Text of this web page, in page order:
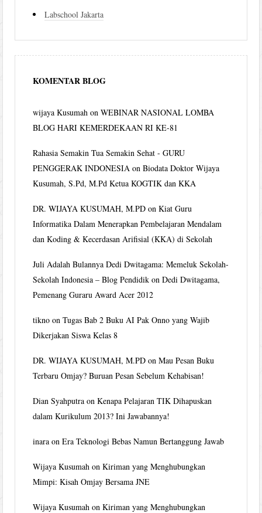
Labschool Jakarta
KOMENTAR BLOG
wijaya Kusumah onWEBINAR NASIONAL LOMBA
BLOG HARI KEMERDEKAAN RI KE-81
Rahasia Semakin Tua Semakin Sehat - GURU
PENGGERAK INDONESIA onBiodata Doktor Wijaya
Kusumah, S.Pd, M.Pd Ketua KOGTIK dan KKA
DR. WIJAYA KUSUMAH, M.PD onKiat Guru
Informatika Dalam Menerapkan Pembelajaran Mendalam
dan Koding & Kecerdasan Arifisial (KKA) di Sekolah
Juli Adalah Bulannya Dedi Dwitagama: Memeluk Sekolah-
Sekolah Indonesia – Blog Pendidik onDedi Dwitagama,
Pemenang Guraru Award Acer 2012
tikno onTugas Bab 2 Buku AI Pak Onno yang Wajib
Dikerjakan Siswa Kelas 8
DR. WIJAYA KUSUMAH, M.PD onMau Pesan Buku
Terbaru Omjay? Buruan Pesan Sebelum Kehabisan!
Dian Syahputra onKenapa Pelajaran TIK Dihapuskan
dalam Kurikulum 2013? Ini Jawabannya!
inara onEra Teknologi Bebas Namun Bertanggung Jawab
Wijaya Kusumah onKiriman yang Menghubungkan
Mimpi: Kisah Omjay Bersama JNE
Wijaya Kusumah onKiriman yang Menghubungkan